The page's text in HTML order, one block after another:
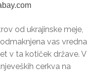
od ukrajinske meje,
vas vredna
v ta kotiček države. V
cerkva na